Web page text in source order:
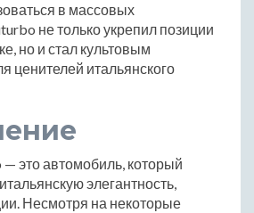
в массовых
не только укрепил позиции
но и стал культовым
ценителей итальянского
это автомобиль, который
элегантность,
Несмотря на некоторые